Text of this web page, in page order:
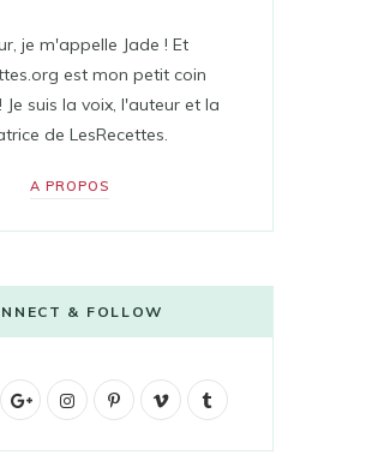
je m'appelle Jade ! Et
est mon petit coin
Je suis la voix, l'auteur et la
de LesRecettes.
A PROPOS
& FOLLOW
G
I
P
V